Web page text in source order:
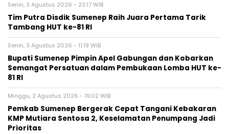
Senin, 3 Agustus 2026 - 23:17 WIB
Tim Putra Disdik Sumenep Raih Juara Pertama Tarik
Tambang HUT ke-81 RI
Senin, 3 Agustus 2026 - 11:19 WIB
Bupati Sumenep Pimpin Apel Gabungan dan Kobarkan
Semangat Persatuan dalam Pembukaan Lomba HUT ke-
81 RI
Minggu, 2 Agustus 2026 - 19:02 WIB
Pemkab Sumenep Bergerak Cepat Tangani Kebakaran
KMP Mutiara Sentosa 2, Keselamatan Penumpang Jadi
Prioritas